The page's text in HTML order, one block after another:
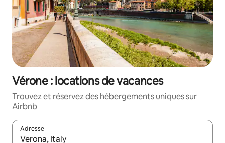
Vérone : locations de vacances
Trouvez et réservez des hébergements uniques sur
Airbnb
Adresse
Lorsque les résultats s'affichent, utilisez les flèches vers le